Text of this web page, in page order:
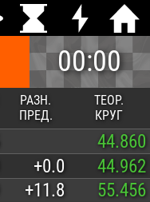
00:00
РАЗН.
ПРЕД.
ТЕОР.
КРУГ
44.860
+0.0
44.962
+11.8 55.456